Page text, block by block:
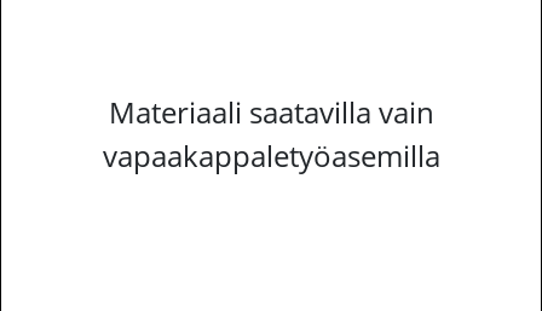
Materiaali saatavilla vain
vapaakappaletyöasemilla